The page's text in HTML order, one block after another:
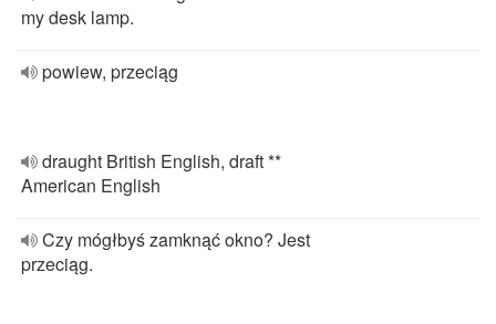
my desk lamp.
powiew, przeciąg
draught British English, draft **
American English
Czy mógłbyś zamknąć okno? Jest
przeciąg.